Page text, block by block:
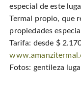
especial de este
Termal propio, que
propiedades
Tarifa: desde $
Fotos: gentileza